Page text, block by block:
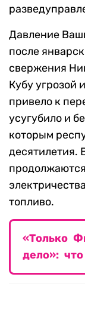
Давление
после
свержения
Кубу угрозой
привело к
усугубило и
которым
десятилетия.
топливо.
«Только
дело»: